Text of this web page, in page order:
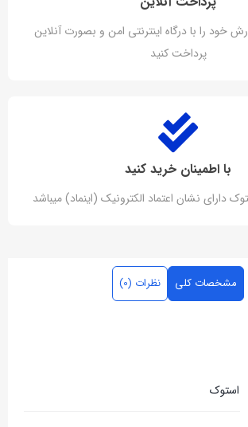
خود را با درگاه اینترنتی امن و بصورت آنلاین
پرداخت کنید
با اطمینان خرید کنید
دارای نشان اعتماد الکترونیک (اینماد) میباشد
مشخصات کلی نظرات (0)
استوک